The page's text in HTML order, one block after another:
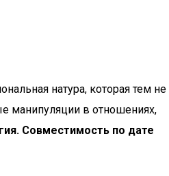
натура, которая тем не
манипуляции в отношениях,
Совместимость по дате